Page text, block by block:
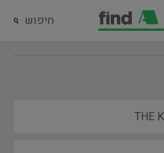
חיפוש